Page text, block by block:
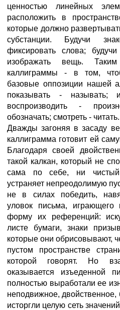
ценностью линейных
расположить в
которые должно
субстанции. Будучи
фиксировать слова;
изображать вещь.
каллиграммы - в том,
базовые оппозиции нашей
показывать - называть;
воспроизводить -
обозначать; смотреть - читать.
Дважды загоняя в засаду
каллиграмма готовит ей
Благодаря своей
такой калкан, который не
сама по себе, ни чистый
устраняет непреодолимую
не в силах победить,
уловок письма, играющего
форму их референций:
листе бумаги, знаки
которые они обрисовывают,
пустом пространстве
которой говорят. Но
оказывается изъеденной
полностью выработали ее
неподвижное, двойственное,
исторгли целую сеть